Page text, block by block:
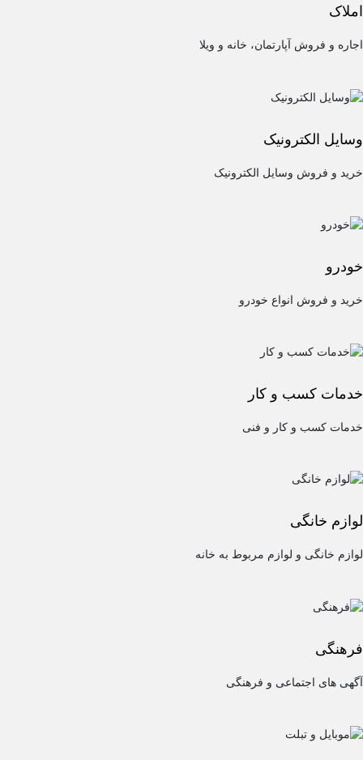
املاک
اجاره و فروش آپارتمان، خانه و ویلا
وسایل الکترونیک
خرید و فروش وسایل الکترونیک
خودرو
خرید و فروش انواع خودرو
خدمات کسب و کار
خدمات کسب و کار و فنی
لوازم خانگی
لوازم خانگی و لوازم مربوط به خانه
فرهنگی
آگهی های اجتماعی و فرهنگی